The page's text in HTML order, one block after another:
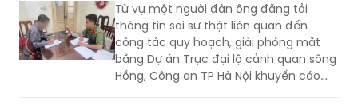
Từ vụ một người đàn ông đăng tải
thông tin sai sự thật liên quan đến
công tác quy hoạch, giải phóng mặt
bằng Dự án Trục đại lộ cảnh quan sông
Hồng, Công an TP Hà Nội khuyến cáo